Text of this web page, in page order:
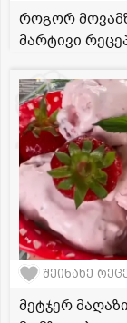
როგორ
მარტივი
შეინახე
მეტჯერ